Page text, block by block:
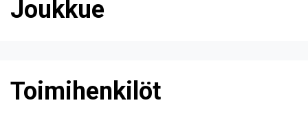
Joukkue
Toimihenkilöt